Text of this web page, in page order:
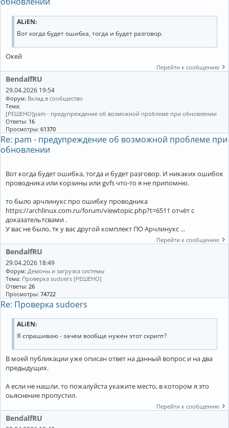
ALiEN:
Вот когда будет ошибка, тогда и будет разговор.
Окей
Перейти к сообщению
BendalfRU
29.04.2026 19:54
Форум: Вклад в сообщество
Тема:
[РЕШЕНО]pam - предупреждение об возможной проблеме при обновлении
Ответы: 16
Просмотры: 61370
Re: pam - предупреждение об возможной проблеме при
обновлении
Вот когда будет ошибка, тогда и будет разговор. И никаких ошибок
проводника или корзины или gvfs что-то я не припомню.
то было арчлинукс про ошибку проводника
https://archlinux.com.ru/forum/viewtopic.php?t=6511 отчёт с
доказательтсвами .
У вас не было, тк у вас другой комплект ПО Арчлинукс ...
Перейти к сообщению
BendalfRU
29.04.2026 18:49
Форум: Демоны и загрузка системы
Тема: Проверка sudoers [РЕШЕНО]
Ответы: 26
Просмотры: 74722
Re: Проверка sudoers
ALiEN:
Я спрашиваю - зачем вообще нужен этот скрипт?
В моей публикации уже описан ответ на данный вопрос и на два
предыдущих.
А если не нашли. то пожалуйста укажите место, в котором я это
оьяснение пропустил.
Перейти к сообщению
BendalfRU